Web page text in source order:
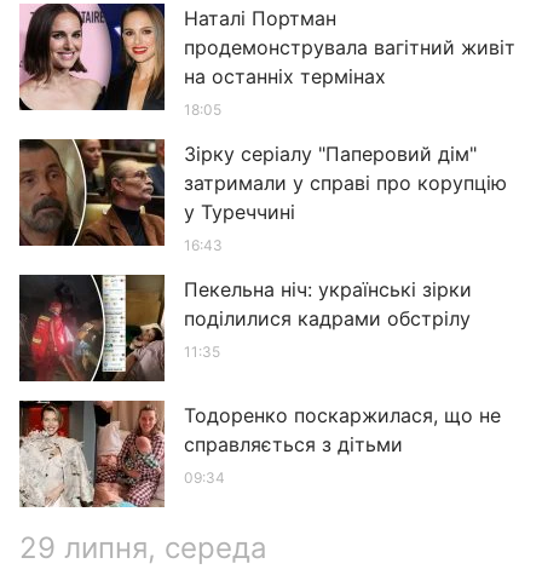
Наталі Портман
продемонструвала вагітний живіт
на останніх термінах
18:05
Зірку серіалу "Паперовий дім"
затримали у справі про корупцію
у Туреччині
16:43
Пекельна ніч: українські зірки
поділилися кадрами обстрілу
11:35
Тодоренко поскаржилася, що не
справляється з дітьми
09:34
29 липня, середа